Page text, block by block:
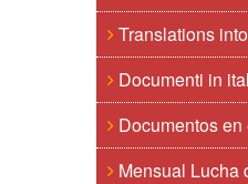
Translations
Documenti in
Documentos
Mensual Lucha